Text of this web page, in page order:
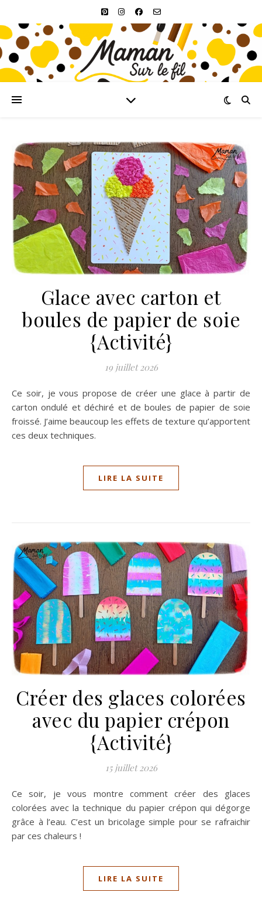
Glace avec carton et
boules de papier de soie
{Activité}
19 juillet 2026
Ce soir, je vous propose de créer une glace à partir de
carton ondulé et déchiré et de boules de papier de soie
froissé. J’aime beaucoup les effets de texture qu’apportent
ces deux techniques.
LIRE LA SUITE
Créer des glaces colorées
avec du papier crépon
{Activité}
15 juillet 2026
Ce soir, je vous montre comment créer des glaces
colorées avec la technique du papier crépon qui dégorge
grâce à l’eau. C’est un bricolage simple pour se rafraichir
par ces chaleurs !
LIRE LA SUITE